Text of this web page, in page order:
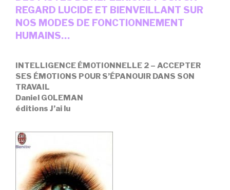
REGARD LUCIDE ET BIENVEILLANT SUR
NOS MODES DE FONCTIONNEMENT
HUMAINS…
INTELLIGENCE ÉMOTIONNELLE 2 – ACCEPTER
SES ÉMOTIONS POUR S’ÉPANOUIR DANS SON
TRAVAIL
Daniel GOLEMAN
éditions J’ai lu